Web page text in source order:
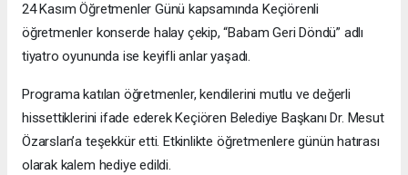
24 Kasım Öğretmenler Günü kapsamında Keçiörenli
öğretmenler konserde halay çekip, “Babam Geri Döndü” adlı
tiyatro oyununda ise keyifli anlar yaşadı.
Programa katılan öğretmenler, kendilerini mutlu ve değerli
hissettiklerini ifade ederek Keçiören Belediye Başkanı Dr. Mesut
Özarslan’a teşekkür etti. Etkinlikte öğretmenlere günün hatırası
olarak kalem hediye edildi.